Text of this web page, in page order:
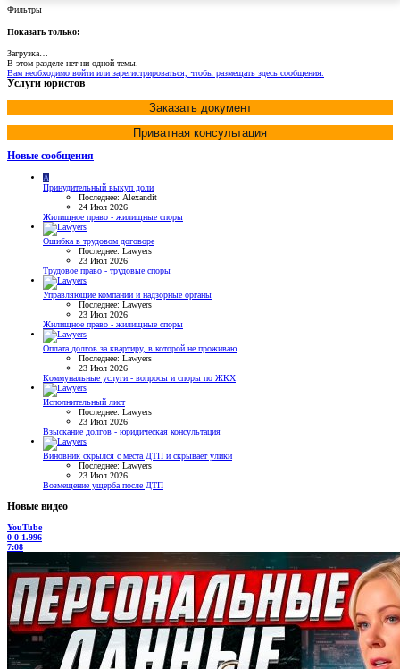
Фильтры
Показать только:
Загрузка…
В этом разделе нет ни одной темы.
Вам необходимо войти или зарегистрироваться, чтобы размещать здесь сообщения.
Услуги юристов
Заказать документ
Приватная консультация
Новые сообщения
A
Принудительный выкуп доли
Последнее: Alexandit
24 Июл 2026
Жилищное право - жилищные споры
Ошибка в трудовом договоре
Последнее: Lawyers
23 Июл 2026
Трудовое право - трудовые споры
Управляющие компании и надзорные органы
Последнее: Lawyers
23 Июл 2026
Жилищное право - жилищные споры
Оплата долгов за квартиру, в которой не проживаю
Последнее: Lawyers
23 Июл 2026
Коммунальные услуги - вопросы и споры по ЖКХ
Исполнительный лист
Последнее: Lawyers
23 Июл 2026
Взыскание долгов - юридическая консультация
Виновник скрылся с места ДТП и скрывает улики
Последнее: Lawyers
23 Июл 2026
Возмещение ущерба после ДТП
Новые видео
YouTube
0 0 1.996
7:08